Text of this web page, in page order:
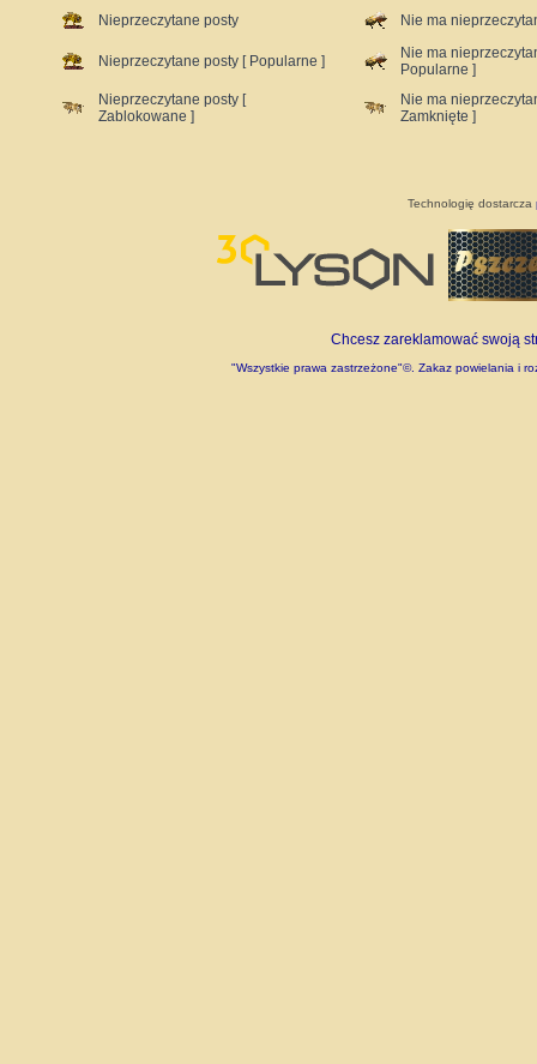
Nieprzeczytane posty Nie ma
Nieprzeczytane posty [ Popularne ]
Nie ma
Popularne ]
Nieprzeczytane posty [
Zablokowane ]
Nie ma
Zamknięte ]
Technologię dostarcza
Chcesz zareklamować swoją
"Wszystkie prawa zastrzeżone"©. Zakaz powielania i